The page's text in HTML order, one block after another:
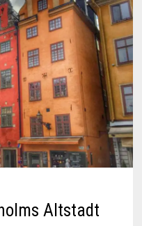
Altstadt